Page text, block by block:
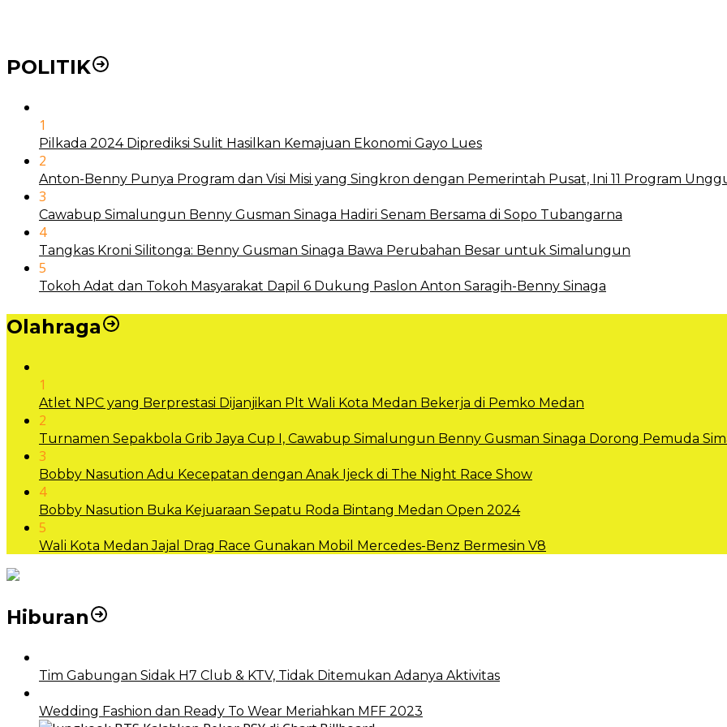
POLITIK
1
Pilkada 2024 Diprediksi Sulit Hasilkan Kemajuan Ekonomi Gayo Lues
2
Anton-Benny Punya Program dan Visi Misi yang Singkron dengan Pemerintah Pusat, Ini 11 Program
3
Cawabup Simalungun Benny Gusman Sinaga Hadiri Senam Bersama di Sopo Tubangarna
4
Tangkas Kroni Silitonga: Benny Gusman Sinaga Bawa Perubahan Besar untuk Simalungun
5
Tokoh Adat dan Tokoh Masyarakat Dapil 6 Dukung Paslon Anton Saragih-Benny Sinaga
Olahraga
1
Atlet NPC yang Berprestasi Dijanjikan Plt Wali Kota Medan Bekerja di Pemko Medan
2
Turnamen Sepakbola Grib Jaya Cup I, Cawabup Simalungun Benny Gusman Sinaga Dorong Pemuda
3
Bobby Nasution Adu Kecepatan dengan Anak Ijeck di The Night Race Show
4
Bobby Nasution Buka Kejuaraan Sepatu Roda Bintang Medan Open 2024
5
Wali Kota Medan Jajal Drag Race Gunakan Mobil Mercedes-Benz Bermesin V8
Hiburan
Tim Gabungan Sidak H7 Club & KTV, Tidak Ditemukan Adanya Aktivitas
Wedding Fashion dan Ready To Wear Meriahkan MFF 2023